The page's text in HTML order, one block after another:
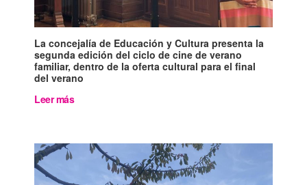
La concejalía de Educación y Cultura presenta la
segunda edición del ciclo de cine de verano
familiar, dentro de la oferta cultural para el final
del verano
Leer más